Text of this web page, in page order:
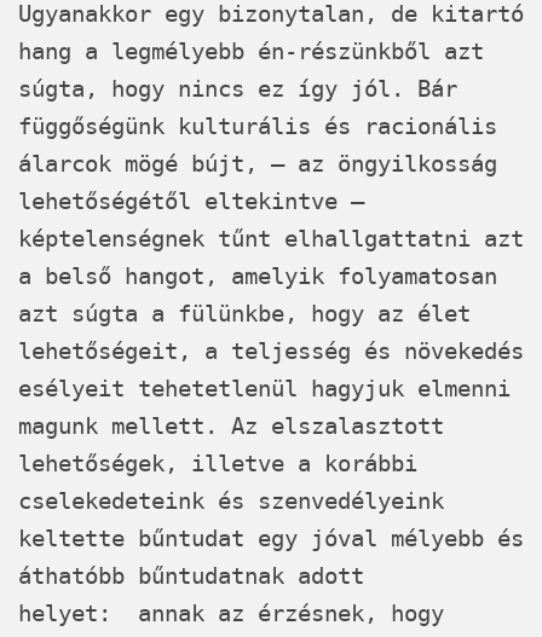
Ugyanakkor egy bizonytalan, de kitartó
hang a legmélyebb én-részünkből azt
súgta, hogy nincs ez így jól. Bár
függőségünk kulturális és racionális
álarcok mögé bújt, – az öngyilkosság
lehetőségétől eltekintve –
képtelenségnek tűnt elhallgattatni azt
a belső hangot, amelyik folyamatosan
azt súgta a fülünkbe, hogy az élet
lehetőségeit, a teljesség és növekedés
esélyeit tehetetlenül hagyjuk elmenni
magunk mellett. Az elszalasztott
lehetőségek, illetve a korábbi
cselekedeteink és szenvedélyeink
keltette bűntudat egy jóval mélyebb és
áthatóbb bűntudatnak adott
helyet: annak az érzésnek, hogy